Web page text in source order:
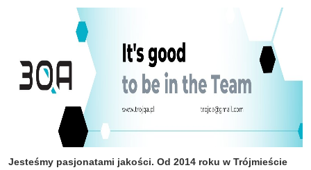
Jesteśmy pasjonatami jakości. Od 2014 roku w Trójmieście